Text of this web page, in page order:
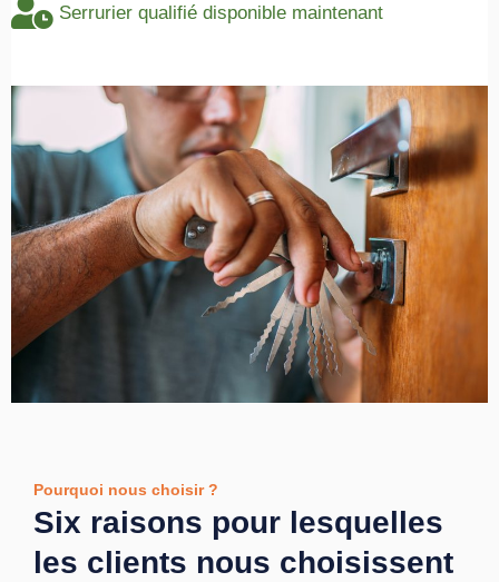
Serrurier qualifié disponible maintenant
Pourquoi nous choisir ?
Six raisons pour lesquelles
les clients nous choisissent